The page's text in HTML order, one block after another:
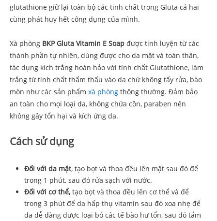
glutathione giữ lại toàn bộ các tinh chất trong Gluta cả hai
cùng phát huy hết công dụng của mình.
Xà phòng BKP Gluta Vitamin E Soap được tinh luyện từ các
thành phần tự nhiên, dùng được cho da mặt và toàn thân,
tác dụng kích trắng hoàn hảo với tinh chất Glutathione, làm
trắng từ tinh chất thẩm thấu vào da chứ không tẩy rửa, bào
mòn như các sản phẩm xà phòng thông thường. Đảm bảo
an toàn cho mọi loại da, không chứa cồn, paraben nên
không gây tổn hại và kích ứng da.
Cách sử dụng
Đối với da mặt, tạo bọt và thoa đều lên mặt sau đó để
trong 1 phút, sau đó rửa sạch với nước.
Đối với cơ thể, tạo bọt và thoa đều lên cơ thể và để
trong 3 phút để da hấp thụ vitamin sau đó xoa nhẹ để
da dễ dàng được loại bỏ các tế bào hư tổn, sau đó tắm